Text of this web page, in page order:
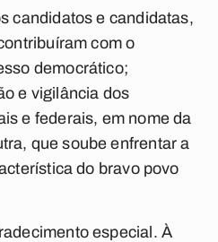
candidatos e candidatas,
com o
democrático;
e vigilância dos
e federais, em nome da
que soube enfrentar a
do bravo povo
especial. À